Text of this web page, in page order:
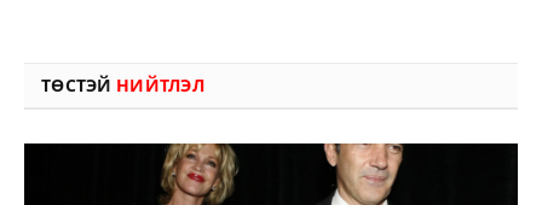
ТӨСТЭЙ НИЙТЛЭЛ